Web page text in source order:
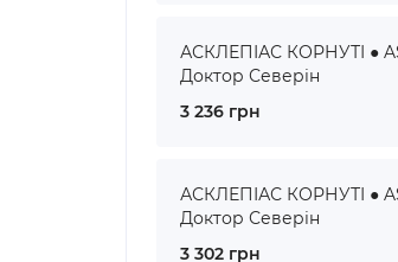
АСКЛЕПІАС КОРНУТІ ●
Доктор Северін
3 236 грн
АСКЛЕПІАС КОРНУТІ ●
Доктор Северін
3 302 грн